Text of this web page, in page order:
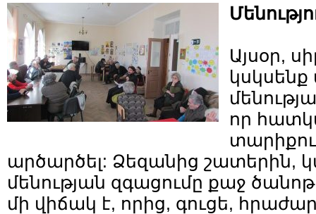
Այսօր,
կսկսենք
որ
արծարծել: Ձեզանից շատերին,
մենության զգացումը քաջ
մի վիճակ է, որից, գուցե,